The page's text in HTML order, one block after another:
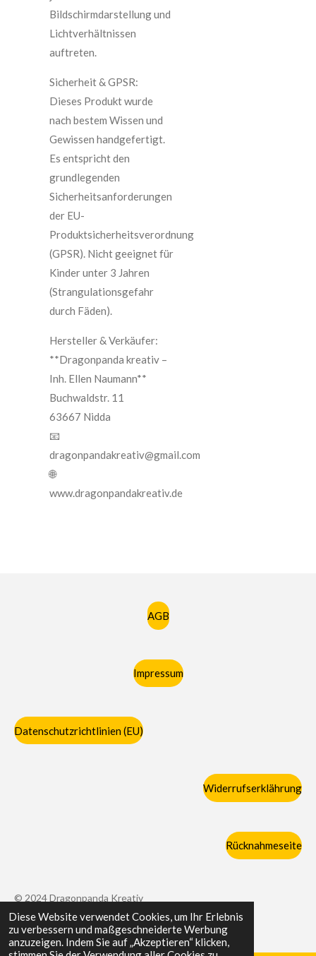
Diese Website verwendet Cookies, um Ihr Erlebnis
zu verbessern und maßgeschneiderte Werbung
anzuzeigen. Indem Sie auf „Akzeptieren“ klicken,
Bildschirmdarstellung und
Lichtverhältnissen
auftreten.
Sicherheit & GPSR:
Dieses Produkt wurde
nach bestem Wissen und
Gewissen handgefertigt.
Es entspricht den
grundlegenden
Sicherheitsanforderungen
der EU-
Produktsicherheitsverordnung
(GPSR). Nicht geeignet für
Kinder unter 3 Jahren
(Strangulationsgefahr
durch Fäden).
Hersteller & Verkäufer:
**Dragonpanda kreativ –
Inh. Ellen Naumann**
Buchwaldstr. 11
63667 Nidda
📧
dragonpandakreativ@gmail.com
🌐
www.dragonpandakreativ.de
AGB
Impressum
Datenschutzrichtlinien (EU)
Widerrufserklährung
Rücknahmeseite
© 2024 Dragonpanda Kreativ
Mit Unterstützung vonWebador